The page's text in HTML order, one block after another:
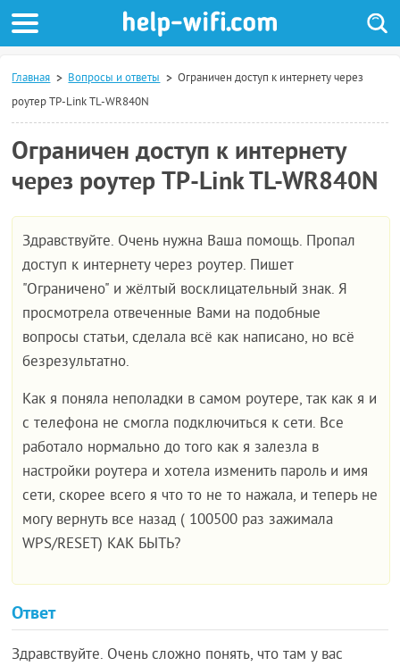
Главная Вопросы и ответы
Ограничен доступ к интернету через
роутер TP-Link TL-WR840N
Ограничен доступ к интернету
через роутер TP-Link TL-WR840N
Здравствуйте. Очень нужна Ваша помощь. Пропал
доступ к интернету через роутер. Пишет
"Ограничено" и жёлтый восклицательный знак. Я
просмотрела отвеченные Вами на подобные
вопросы статьи, сделала всё как написано, но всё
безрезультатно.
Как я поняла неполадки в самом роутере, так как я и
с телефона не смогла подключиться к сети. Все
работало нормально до того как я залезла в
настройки роутера и хотела изменить пароль и имя
сети, скорее всего я что то не то нажала, и теперь не
могу вернуть все назад ( 100500 раз зажимала
WPS/RESET) КАК БЫТЬ?
Ответ
Здравствуйте. Очень сложно понять, что там у вас